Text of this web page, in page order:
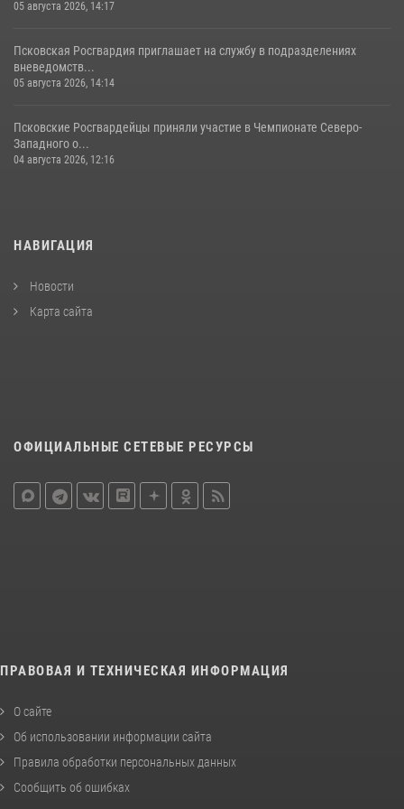
05 августа 2026, 14:17
Псковская Росгвардия приглашает на службу в подразделениях
вневедомств...
05 августа 2026, 14:14
Псковские Росгвардейцы приняли участие в Чемпионате Северо-
Западного о...
04 августа 2026, 12:16
НАВИГАЦИЯ
Новости
Карта сайта
ОФИЦИАЛЬНЫЕ СЕТЕВЫЕ РЕСУРСЫ
ПРАВОВАЯ И ТЕХНИЧЕСКАЯ ИНФОРМАЦИЯ
О сайте
Об использовании информации сайта
Правила обработки персональных данных
Сообщить об ошибках